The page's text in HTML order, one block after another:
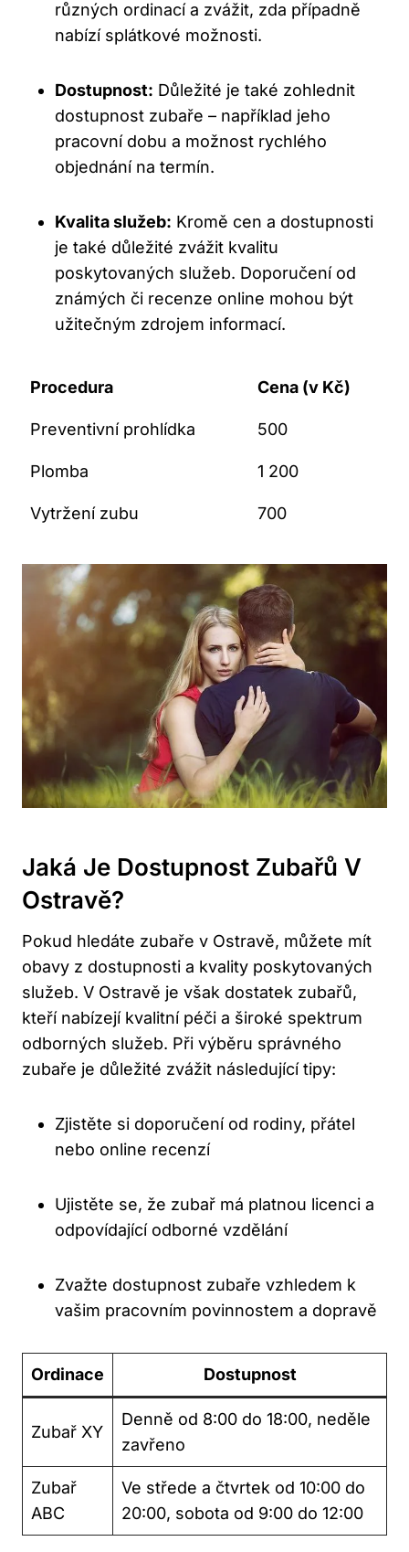
různých ordinací a zvážit, zda případně
nabízí splátkové možnosti.
Dostupnost: Důležité je také zohlednit
dostupnost zubaře – například jeho
pracovní dobu a možnost rychlého
objednání na termín.
Kvalita služeb: Kromě cen a dostupnosti
je také důležité zvážit kvalitu
poskytovaných služeb. Doporučení od
známých či recenze online mohou být
užitečným zdrojem informací.
Procedura Cena (v Kč)
Preventivní prohlídka 500
Plomba 1 200
Vytržení zubu 700
Jaká Je Dostupnost Zubařů V
Ostravě?
Pokud hledáte zubaře v Ostravě, můžete mít
obavy z dostupnosti a kvality poskytovaných
služeb. V Ostravě je však dostatek zubařů,
kteří nabízejí kvalitní péči a široké spektrum
odborných služeb. Při výběru správného
zubaře je důležité zvážit následující tipy:
Zjistěte si doporučení od rodiny, přátel
nebo online recenzí
Ujistěte se, že zubař má platnou licenci a
odpovídající odborné vzdělání
Zvažte dostupnost zubaře vzhledem k
vašim pracovním povinnostem a dopravě
Ordinace Dostupnost
Zubař XY
Denně od 8:00 do 18:00, neděle
zavřeno
Zubař
ABC
Ve střede a čtvrtek od 10:00 do
20:00, sobota od 9:00 do 12:00